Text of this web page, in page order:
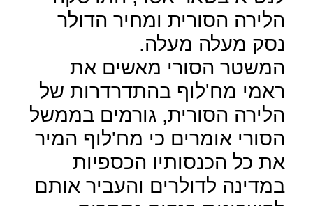
הלירה הסורית ומחיר הדולר
נסק מעלה מעלה.
המשטר הסורי מאשים את
ראמי מח'לוף בהתדרדרות של
הלירה הסורית, גורמים בממשל
הסורי אומרים כי מח'לוף המיר
את כל הכנסותיו הכספיות
במדינה לדולרים והעביר אותם